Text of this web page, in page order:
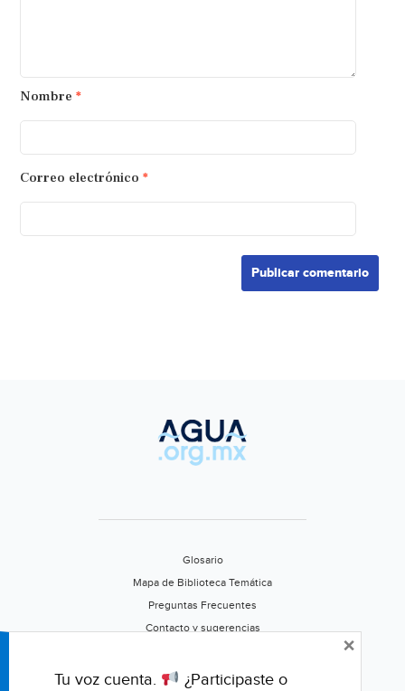
Nombre *
Correo electrónico *
Glosario
Mapa de Biblioteca Temática
Preguntas Frecuentes
Contacto y sugerencias
Califica este portal
Tu voz cuenta. ¿Participaste o
×